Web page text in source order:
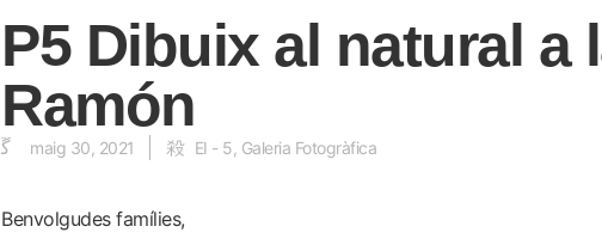
P5 Dibuix al natural a
Ramón
maig 30, 2021 EI - 5 Galeria Fotogràfica
Benvolgudes famílies,